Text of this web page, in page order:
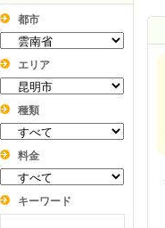
都市
エリア
種類
料金
キーワード